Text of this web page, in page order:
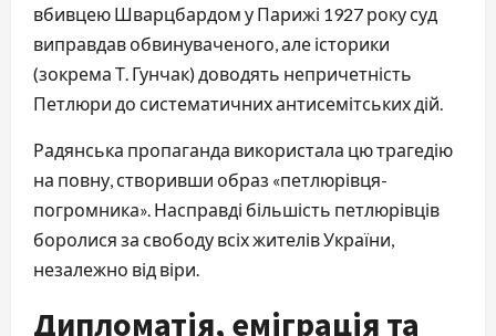
вбивцею Шварцбардом у Парижі 1927 року суд
виправдав обвинуваченого, але історики
(зокрема Т. Гунчак) доводять непричетність
Петлюри до систематичних антисемітських дій.
Радянська пропаганда використала цю трагедію
на повну, створивши образ «петлюрівця-
погромника». Насправді більшість петлюрівців
боролися за свободу всіх жителів України,
незалежно від віри.
Дипломатія, еміграція та